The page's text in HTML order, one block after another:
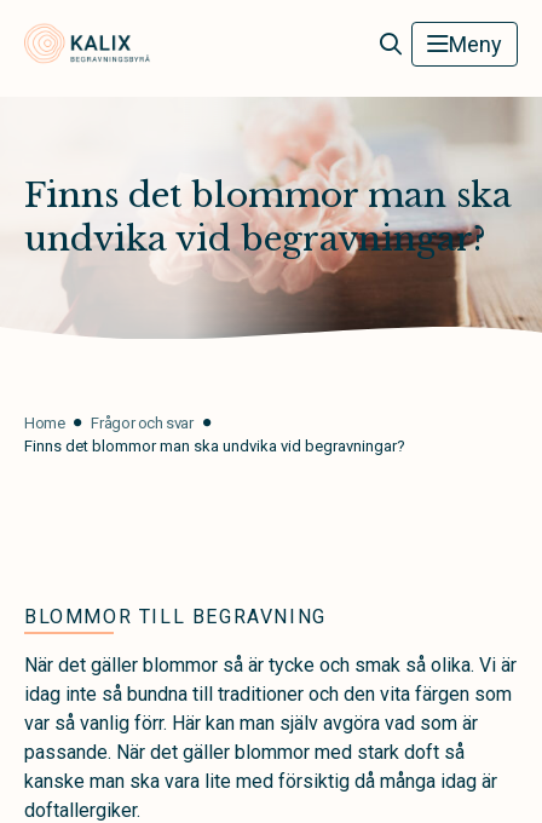
Meny
Finns det blommor man ska
undvika vid begravningar?
Home
Frågor och svar
Finns det blommor man ska undvika vid begravningar?
BLOMMOR TILL BEGRAVNING
När det gäller blommor så är tycke och smak så olika. Vi är
idag inte så bundna till traditioner och den vita färgen som
var så vanlig förr. Här kan man själv avgöra vad som är
passande. När det gäller blommor med stark doft så
kanske man ska vara lite med försiktig då många idag är
doftallergiker.